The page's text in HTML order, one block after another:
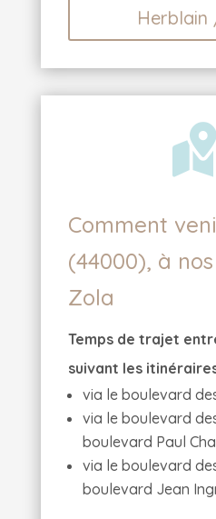
Comment
(44000), à
Zola
Temps de trajet
suivant les
via le boulevard
via le boulevard
boulevard Paul
via le boulevard
boulevard Jean